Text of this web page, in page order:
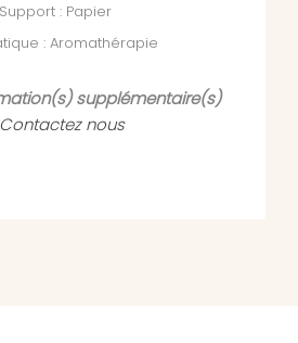
Support : Papier
: Aromathérapie
supplémentaire(s)
Contactez nous